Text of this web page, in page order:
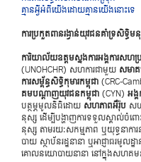
គ្មាន​អ្វីអំ​ពី​យើង​ដោយគ្មាន​យើង​នោះ​ទេ
កា​រប្រ​កួត​ពាន​រង្វាន់យុវ​ជន​គាំទ្រ​សិទ្
ការិ​យាល័យឧត្តម​ស្នង​ការ​អង្គ​កា​រ​សហ​
(UNOHCHR) ​សហ​ការ​ជា​មួយ សមា​
ការ​សម្ព័ន្ធ​សិទ្ធិកុមា​រ​កម្ពុ​ជា (CRC-
គមបណ្តា​ញយុវ​ជន​កម្ពុ​ជា (CYN) អង្
បត្ថម្ភមូ​លនិធិ​ដោយ ​សហ​ភាព​អឺ​រ៉ុប សហ​
នុស្ស ​ដើម្បី​បង្ហាញ​ការ​ទ​ទួល​ស្គាល់​ចំ​
នុស្ស ​តាម​រ​យៈស​កម្ម​ភាព ឬយុទ្ធនា​កា​
បាយ​ ស្ថាប័ន​រដ្ឋ​នានា ឬ​អាជ្ញាធ​រ​មូល​
គោល​ន​យោ​បាយ​នានា ​នៅ​ក្នុង​សហគ​